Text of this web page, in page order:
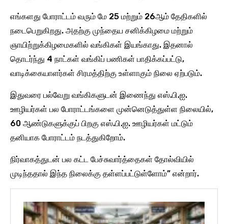
எங்களது போராட்டம் வரும் மே 25 மற்றும் 26ஆம் தேதிகளில்
நடைபெறுகிறது. அதற்கு முந்தைய சனிக்கிழமை மற்றும்
ஞாயிற்றுக்கிழமைகளில் வங்கிகள் இயங்காது. இதனால்
தொடர்ந்து 4 நாட்கள் வங்கிப் பணிகள் பாதிக்கப்பட்டு,
வாடிக்கையாளர்கள் சிரமத்திற்கு உள்ளாகும் நிலை ஏற்படும்.
இதுவரை பல்வேறு வங்கிகளுடன் இணைந்து எஸ்.பி.ஐ.
ஊழியர்கள் பல போராட்டங்களை முன்னெடுத்துள்ள நிலையில்,
60 ஆண்டுகளுக்குப் பிறகு எஸ்.பி.ஐ. ஊழியர்கள் மட்டும்
தனியாக போராட்டம் நடத்துகிறோம்.
நிர்வாகத்துடன் பல கட்ட பேச்சுவார்த்தைகள் தோல்வியில்
முடிந்ததால் இந்த நிலைக்கு தள்ளப்பட்டுள்ளோம்” என்றார்.